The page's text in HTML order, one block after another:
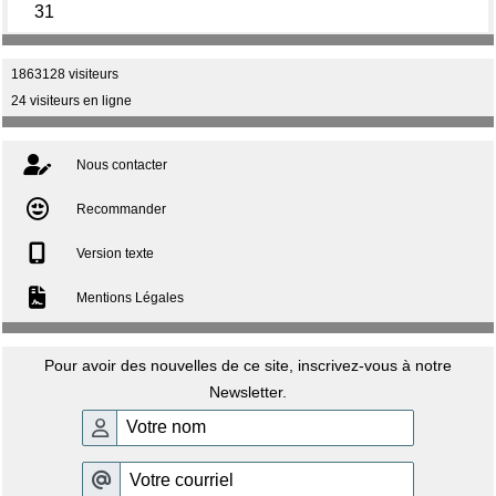

1863128 visiteurs
24 visiteurs en ligne

Nous contacter
Recommander
Version texte
Mentions Légales

Pour avoir des nouvelles de ce site, inscrivez-vous à notre
Newsletter.